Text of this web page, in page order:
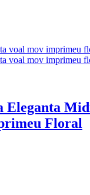
Eleganta
Floral